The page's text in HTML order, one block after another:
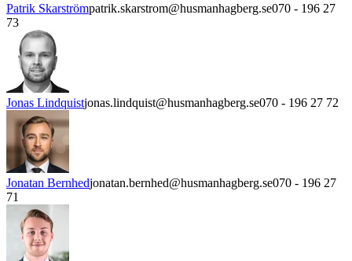
Patrik Skarströmpatrik.skarstrom@husmanhagberg.se070 - 196 27
73
Jonas Lindquistjonas.lindquist@husmanhagberg.se070 - 196 27 72
Jonatan Bernhedjonatan.bernhed@husmanhagberg.se070 - 196 27
71